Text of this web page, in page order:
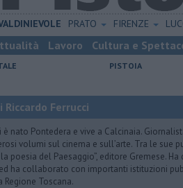
PRATO FIRENZE
Lavoro Cultura e
PISTOIA
Riccardo Ferrucci
è nato Pontedera e vive a Calcinaia.
volumi sul cinema e sull’arte. Tra le sue
poesia del Paesaggio”, editore Gremese.
ha collaborato con importanti istituzioni
Toscana.